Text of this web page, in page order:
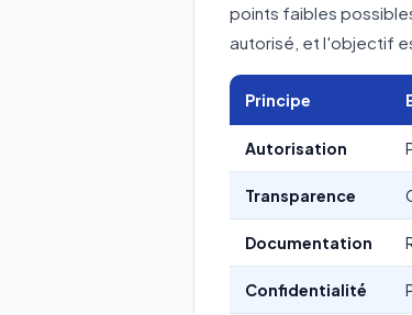
points faibles
autorisé, et l'objectif
Principe
Autorisation
Transparence
Documentation
Confidentialité